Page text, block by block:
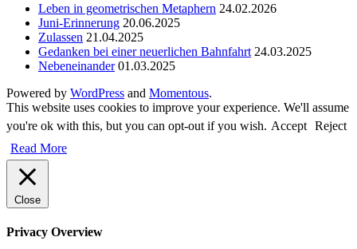
Leben in geometrischen Metaphern 24.02.2026
Juni-Erinnerung 20.06.2025
Zulassen 21.04.2025
Gedanken bei einer neuerlichen Bahnfahrt 24.03.2025
Nebeneinander 01.03.2025
Powered by WordPress and Momentous.
This website uses cookies to improve your experience. We'll assume
you're ok with this, but you can opt-out if you wish. Accept Reject
Read More
Close
Privacy Overview